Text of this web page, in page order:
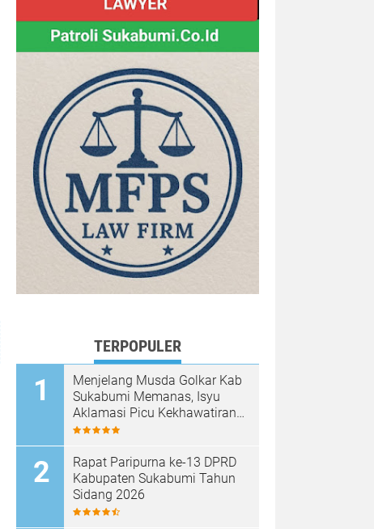
TERPOPULER
Menjelang Musda Golkar Kab
Sukabumi Memanas, Isyu
Aklamasi Picu Kekhawatiran
Melemahnya Demokrasi
Rapat Paripurna ke-13 DPRD
Kabupaten Sukabumi Tahun
Sidang 2026